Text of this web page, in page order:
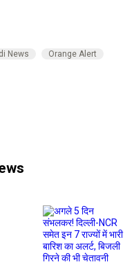
News
Orange Alert